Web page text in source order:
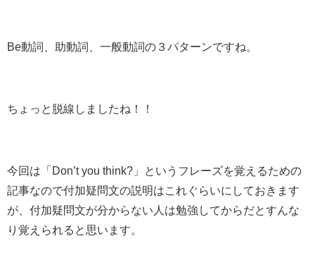
Be動詞、助動詞、一般動詞の３パターンですね。
ちょっと脱線しましたね！！
今回は「Don’t you think?」というフレーズを覚えるための
記事なので付加疑問文の説明はこれぐらいにしておきます
が、付加疑問文が分からない人は勉強してからだとすんな
り覚えられると思います。